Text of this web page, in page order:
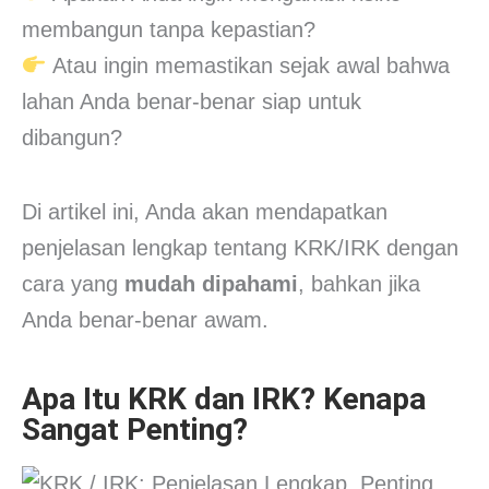
membangun tanpa kepastian?
Atau ingin memastikan sejak awal bahwa
lahan Anda benar-benar siap untuk
dibangun?
Di artikel ini, Anda akan mendapatkan
penjelasan lengkap tentang KRK/IRK dengan
cara yang mudah dipahami, bahkan jika
Anda benar-benar awam.
Apa Itu KRK dan IRK? Kenapa
Sangat Penting?